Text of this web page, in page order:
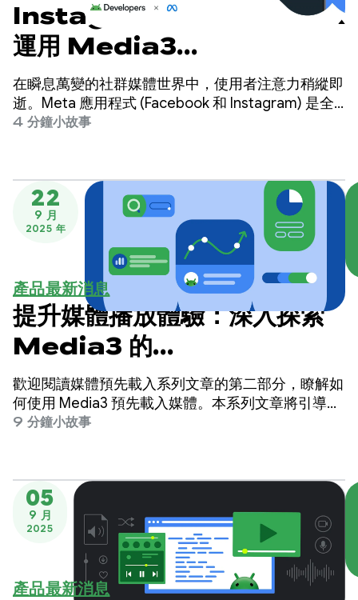
Instagram 和 Facebook
運用 Media3
PreloadManager 提供即
時播放功能，提升使用者參與
度
在瞬息萬變的社群媒體世界中，使用者注意力稍縱即
逝。Meta 應用程式 (Facebook 和 Instagram) 是全
球最大的社群平台之一，為全球數十億使用者提供服
4 分鐘小故事
22
9 月
2025 年
產品最新消息
提升媒體播放體驗：深入探索
Media3 的
PreloadManager - 第 2
部分
歡迎閱讀媒體預先載入系列文章的第二部分，瞭解如
何使用 Media3 預先載入媒體。本系列文章將引導您
逐步瞭解，如何在 Android 應用程式中建構高回應速
9 分鐘小故事
05
9 月
2025
產品最新消息